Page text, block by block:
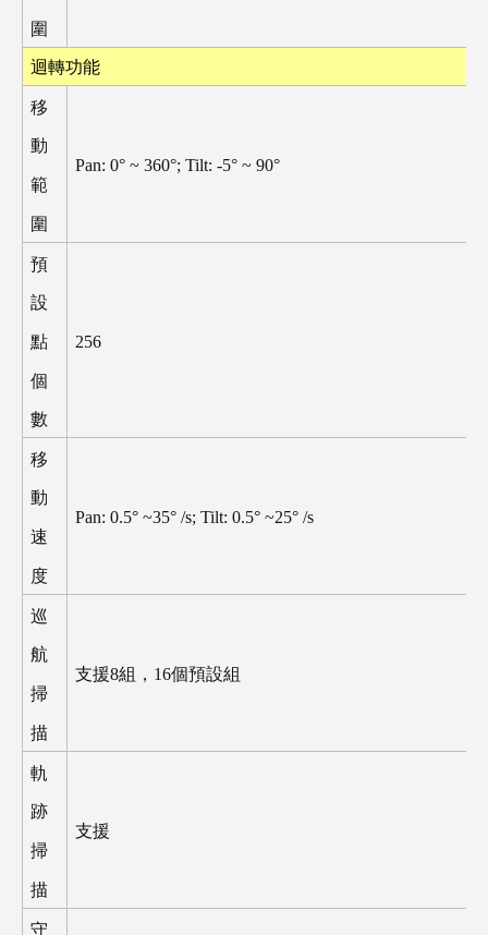
圍
迴轉功能
移
動
範
圍
Pan: 0° ~ 360°; Tilt: -5° ~ 90°
預
設
點
個
數
256
移
動
速
度
Pan: 0.5° ~35° /s; Tilt: 0.5° ~25° /s
巡
航
掃
描
支援8組， 16個預設組
軌
跡
掃
描
支援
守